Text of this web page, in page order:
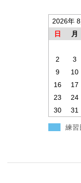
2026年 8
日
月
2
3
9
10
16
17
23
24
30
31
練習